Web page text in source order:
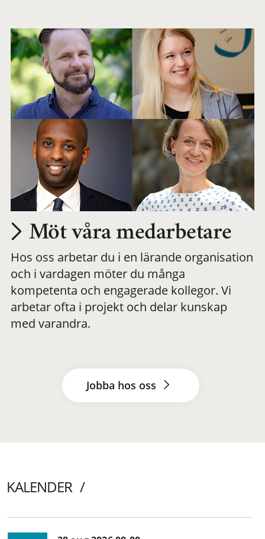
Möt våra medarbetare
Hos oss arbetar du i en lärande organisation
och i vardagen möter du många
kompetenta och engagerade kollegor. Vi
arbetar ofta i projekt och delar kunskap
med varandra.
Jobba hos oss
KALENDER